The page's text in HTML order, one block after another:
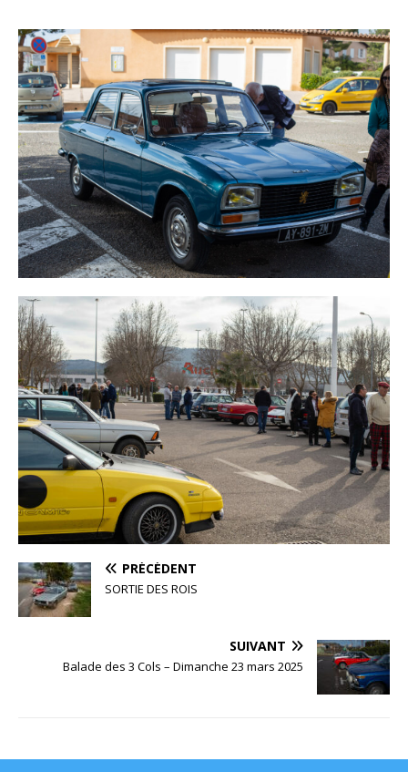
PRÉCÉDENT
SORTIE DES ROIS
SUIVANT
Balade des 3 Cols – Dimanche 23 mars 2025